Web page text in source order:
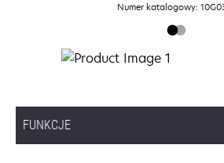
Numer katalogowy:
FUNKCJE